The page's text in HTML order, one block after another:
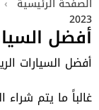
2023
أفضل
أفضل السيارات
غالباً ما يتم شراء